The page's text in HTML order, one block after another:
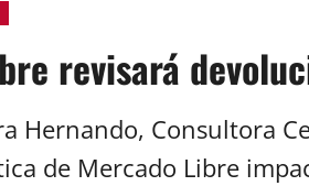
revisará
Hernando, Consultora
de Mercado Libre